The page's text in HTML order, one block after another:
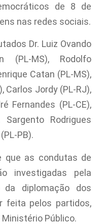
de 8 de
nas redes sociais.
Dr. Luiz Ovando
(PL-MS), Rodolfo
Catan (PL-MS),
Carlos Jordy (PL-RJ),
Fernandes (PL-CE),
Sargento Rodrigues
PB).
que as condutas de
investigadas pela
diplomação dos
feita pelos partidos,
Público.